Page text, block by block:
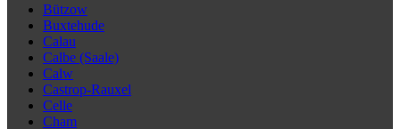
Bützow
Buxtehude
Calau
Calbe (Saale)
Calw
Castrop-Rauxel
Celle
Cham